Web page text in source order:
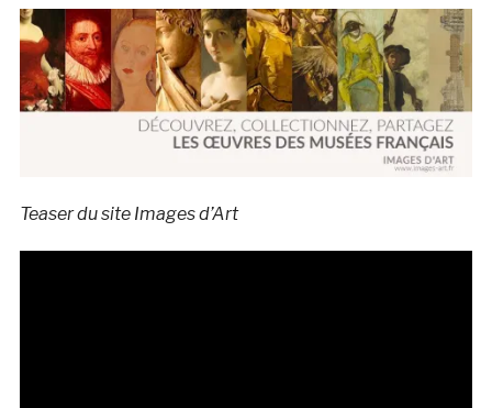
Teaser du site Images d’Art